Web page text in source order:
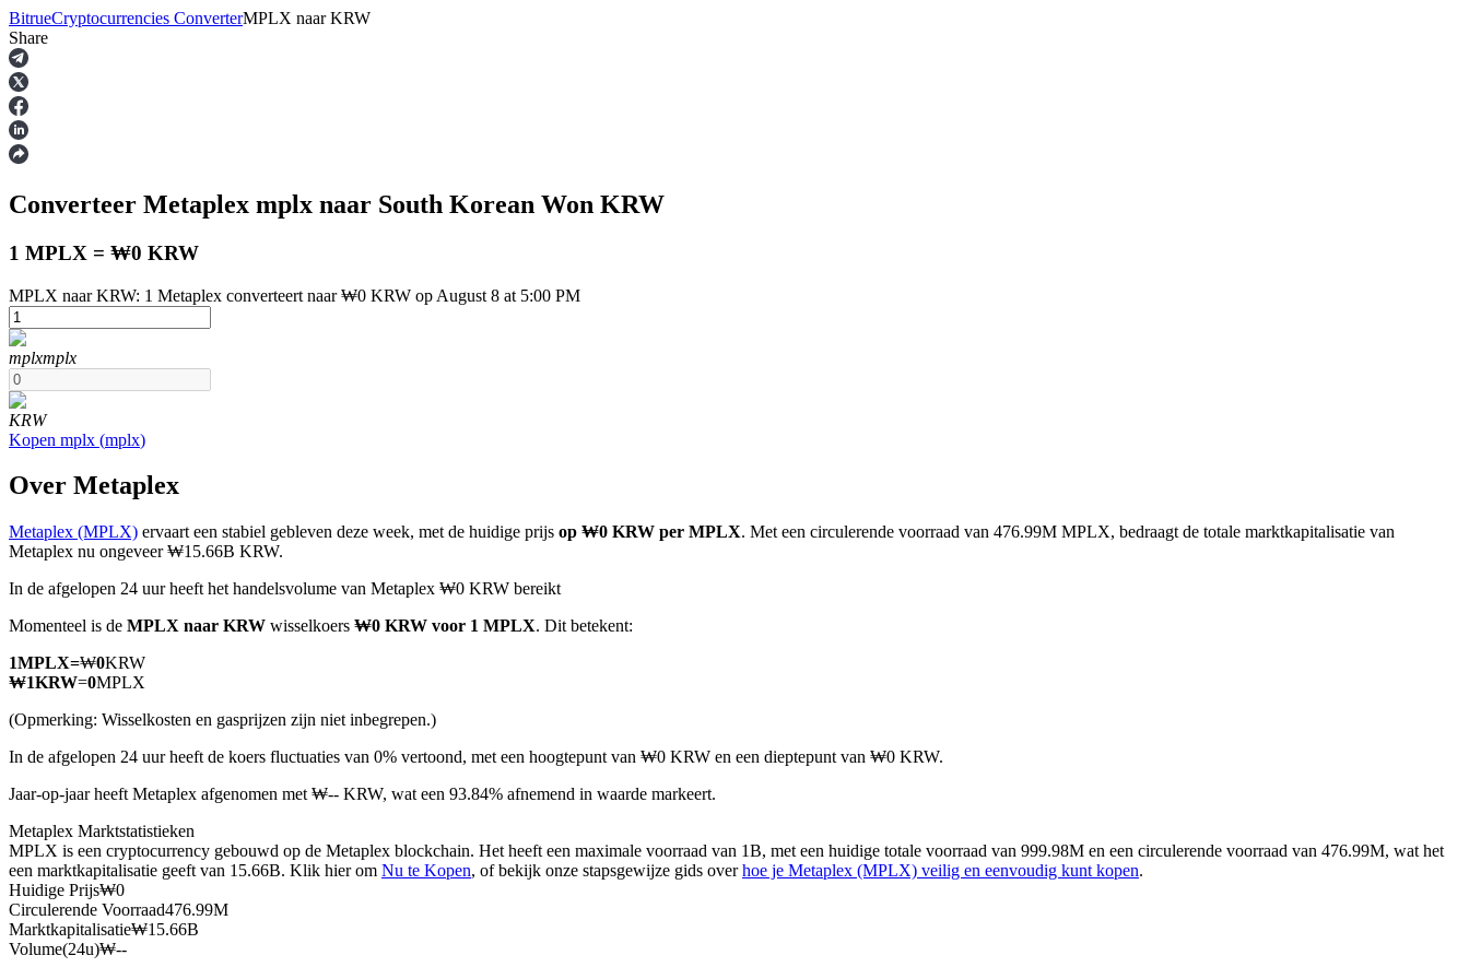
Termijncontracten
USDT-futures
Futures met USDT als onderpand
COIN-M-futures
Cryptocurrency-futures
BitrueCryptocurrencies ConverterMPLX naar KRW
Share
Converteer Metaplex mplx naar South Korean Won KRW
1 MPLX = ₩0 KRW
MPLX naar KRW: 1 Metaplex converteert naar ₩0 KRW op August 8 at 5:00 PM
mplxmplx
KRW
Kopen mplx (mplx)
Over Metaplex
Metaplex (MPLX) ervaart een stabiel gebleven deze week, met de huidige prijs op ₩0 KRW per MPLX. Met een circulerende voorraad van 476.99M MPLX, bedraagt de totale marktkapitalisatie van
Metaplex nu ongeveer ₩15.66B KRW.
In de afgelopen 24 uur heeft het handelsvolume van Metaplex ₩0 KRW bereikt
Momenteel is de MPLX naar KRW wisselkoers ₩0 KRW voor 1 MPLX. Dit betekent:
1MPLX=₩0KRW
₩1KRW=0MPLX
(Opmerking: Wisselkosten en gasprijzen zijn niet inbegrepen.)
In de afgelopen 24 uur heeft de koers fluctuaties van 0% vertoond, met een hoogtepunt van ₩0 KRW en een dieptepunt van ₩0 KRW.
Jaar-op-jaar heeft Metaplex afgenomen met ₩-- KRW, wat een 93.84% afnemend in waarde markeert.
Metaplex Marktstatistieken
MPLX is een cryptocurrency gebouwd op de Metaplex blockchain. Het heeft een maximale voorraad van 1B, met een huidige totale voorraad van 999.98M en een circulerende voorraad van 476.99M, wat het
een marktkapitalisatie geeft van 15.66B. Klik hier om Nu te Kopen, of bekijk onze stapsgewijze gids overhoe je Metaplex (MPLX) veilig en eenvoudig kunt kopen.
Huidige Prijs₩0
Circulerende Voorraad476.99M
Marktkapitalisatie₩15.66B
Volume(24u)₩--